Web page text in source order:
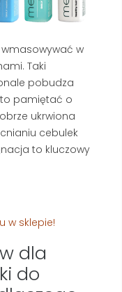
w
Taki
pobudza
pamiętać o
ukrwiona
cebulek
to kluczowy
w sklepie!
dla
do